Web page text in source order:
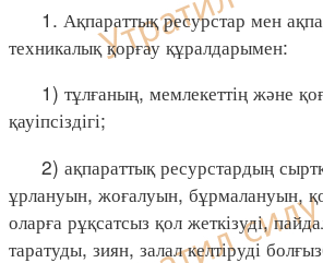
1. Ақпараттық ресурстар мен
техникалық қорғау құралдарымен:
1) тұлғаның, мемлекеттің және
қауіпсіздігі;
2) ақпараттық ресурстардың
ұрлануын, жоғалуын, бұрмалануын,
оларға рұқсатсыз қол жеткізуді,
таратуды, зиян, залал келтіруді